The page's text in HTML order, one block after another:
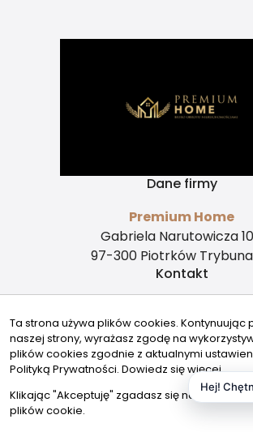
Dane firmy
Premium Home
Gabriela Narutowicza
97-300 Piotrków
Kontakt
500510916
Znajdziesz nas tu
Ta strona używa plików cookies. Kontynuując
naszej strony, wyrażasz zgodę na
plików cookies zgodnie z aktualnymi
Polityką Prywatności. Dowiedz się więcej
Klikając "Akceptuję" zgadasz się na
plików cookie.
Hej!